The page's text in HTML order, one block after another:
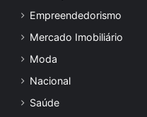
Empreendedorismo
Mercado Imobiliário
Moda
Nacional
Saúde